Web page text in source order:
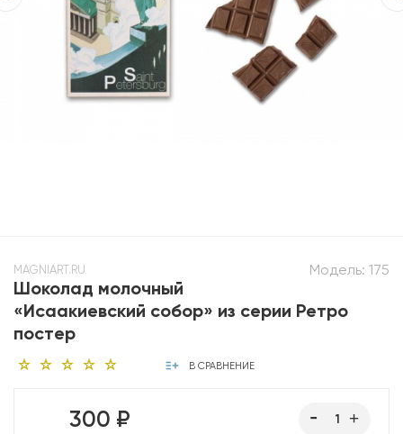
Модель: 175
MAGNIART.RU
Шоколад молочный
«Исаакиевский собор» из серии Ретро
постер
В СРАВНЕНИЕ
300 ₽